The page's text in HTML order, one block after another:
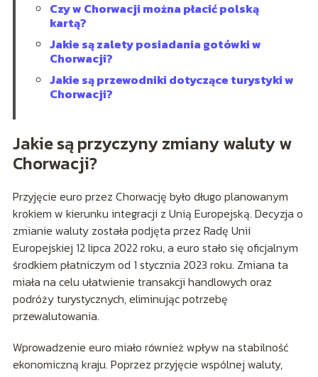
Czy w Chorwacji można płacić polską
kartą?
Jakie są zalety posiadania gotówki w
Chorwacji?
Jakie są przewodniki dotyczące turystyki w
Chorwacji?
Jakie są przyczyny zmiany waluty w
Chorwacji?
Przyjęcie euro przez Chorwację było długo planowanym
krokiem w kierunku integracji z Unią Europejską. Decyzja o
zmianie waluty została podjęta przez Radę Unii
Europejskiej 12 lipca 2022 roku, a euro stało się oficjalnym
środkiem płatniczym od 1 stycznia 2023 roku. Zmiana ta
miała na celu ułatwienie transakcji handlowych oraz
podróży turystycznych, eliminując potrzebę
przewalutowania.
Wprowadzenie euro miało również wpływ na stabilność
ekonomiczną kraju. Poprzez przyjęcie wspólnej waluty,